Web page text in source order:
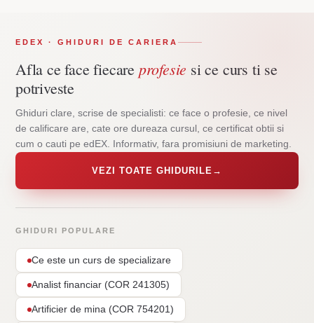
EDEX · GHIDURI DE CARIERA
Afla ce face fiecare profesie si ce curs ti se
potriveste
Ghiduri clare, scrise de specialisti: ce face o profesie, ce nivel
de calificare are, cate ore dureaza cursul, ce certificat obtii si
cum o cauti pe edEX. Informativ, fara promisiuni de marketing.
VEZI TOATE GHIDURILE →
GHIDURI POPULARE
Ce este un curs de specializare
Analist financiar (COR 241305)
Artificier de mina (COR 754201)